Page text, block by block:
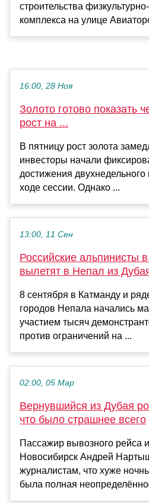
строительства
комплекса на улице
16:00, 28 Ноя
Золото готово показать
рост на ...
В пятницу рост золота
инвесторы начали
достижения
ходе сессии. Однако ...
13:00, 11 Сен
Российские альпинисты
вылетят в Непал из
8 сентября в Катманду и
городов Непала начались
участием тысяч
против ограничений на ...
02:00, 05 Мар
Вернувшийся из Дубая
что было страшнее всего
Пассажир вывозного рейса
Новосибирск Андрей
журналистам, что хуже
была полная